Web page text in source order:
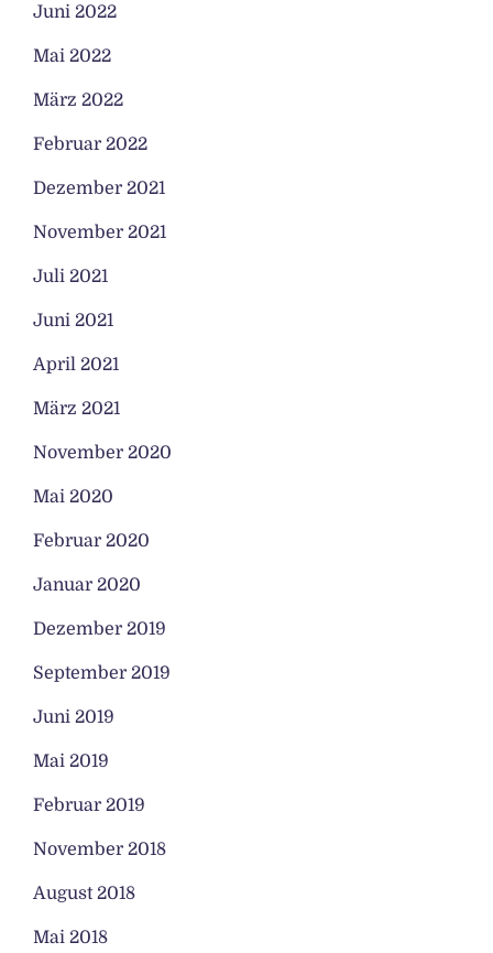
Juni 2022
Mai 2022
März 2022
Februar 2022
Dezember 2021
November 2021
Juli 2021
Juni 2021
April 2021
März 2021
November 2020
Mai 2020
Februar 2020
Januar 2020
Dezember 2019
September 2019
Juni 2019
Mai 2019
Februar 2019
November 2018
August 2018
Mai 2018